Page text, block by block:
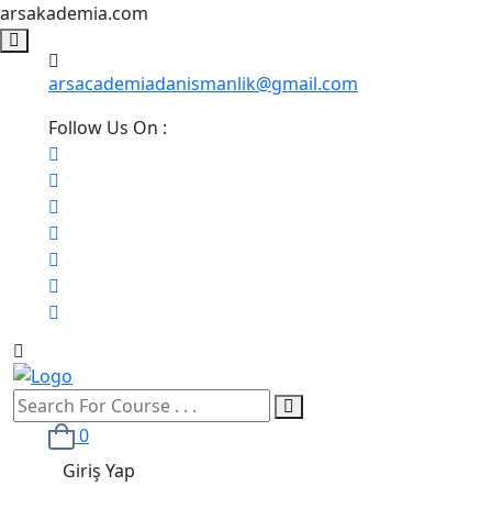
arsakademia.com
arsacademiadanismanlik@gmail.com
Follow Us On :
0
Giriş Yap